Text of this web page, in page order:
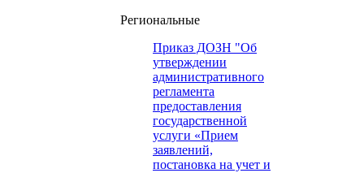
Региональные
Приказ ДОЗН "Об
утверждении
административного
регламента
предоставления
государственной
услуги «Прием
заявлений,
постановка на учет и